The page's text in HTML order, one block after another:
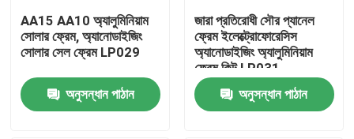
AA15 AA10 অ্যালুমিনিয়াম
সোলার ফ্রেম, অ্যানোডাইজিং
সোলার সেল ফ্রেম LP029
অনুসন্ধান পাঠান
জারা প্রতিরোধী সৌর প্যানেল
ফ্রেম ইলেক্ট্রোফোরেসিস
অ্যানোডাইজিং অ্যালুমিনিয়াম
ফ্রেম কিট LP031
অনুসন্ধান পাঠান